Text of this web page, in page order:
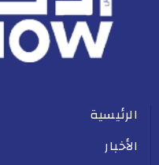
الرئيسية
الأخبار